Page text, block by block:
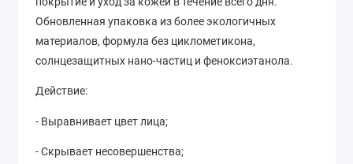
Обновленная упаковка из более экологичных
материалов, формула без циклометикона,
солнцезащитных нано-частиц и феноксиэтанола.
Действие:
- Выравнивает цвет лица;
- Скрывает несовершенства;